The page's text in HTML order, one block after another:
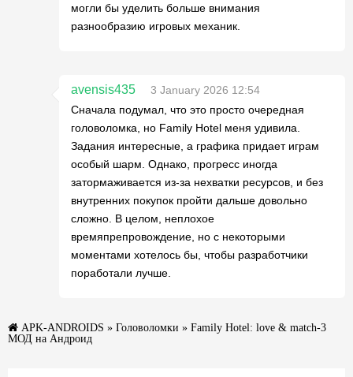
могли бы уделить больше внимания
разнообразию игровых механик.
avensis435
3 January 2026 12:54
Сначала подумал, что это просто очередная
головоломка, но Family Hotel меня удивила.
Задания интересные, а графика придает играм
особый шарм. Однако, прогресс иногда
затормаживается из-за нехватки ресурсов, и без
внутренних покупок пройти дальше довольно
сложно. В целом, неплохое
времяпрепровождение, но с некоторыми
моментами хотелось бы, чтобы разработчики
поработали лучше.
APK-ANDROIDS » Головоломки » Family Hotel: love & match-3
МОД на Андроид